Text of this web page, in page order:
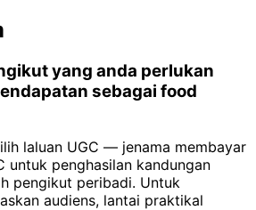
yang anda perlukan
sebagai food
laluan UGC — jenama membayar
untuk penghasilan kandungan
pengikut peribadi. Untuk
audiens, lantai praktikal